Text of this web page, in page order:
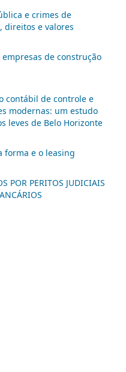
e crimes de
direitos e valores
de construção
contábil de controle e
modernas: um estudo
leves de Belo Horizonte
forma e o leasing
POR PERITOS JUDICIAIS